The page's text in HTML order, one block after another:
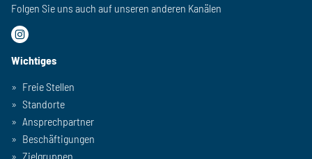
Folgen Sie uns auch auf unseren anderen Kanälen
Wichtiges
Freie Stellen
Standorte
Ansprechpartner
Beschäftigungen
Zielgruppen